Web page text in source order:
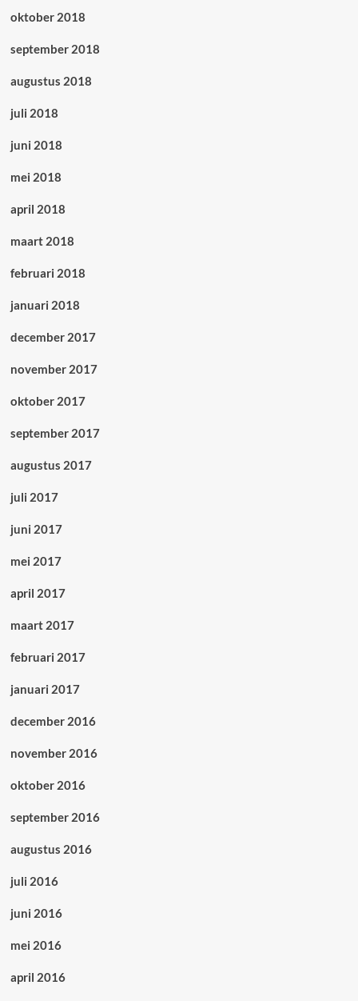
oktober 2018
september 2018
augustus 2018
juli 2018
juni 2018
mei 2018
april 2018
maart 2018
februari 2018
januari 2018
december 2017
november 2017
oktober 2017
september 2017
augustus 2017
juli 2017
juni 2017
mei 2017
april 2017
maart 2017
februari 2017
januari 2017
december 2016
november 2016
oktober 2016
september 2016
augustus 2016
juli 2016
juni 2016
mei 2016
april 2016